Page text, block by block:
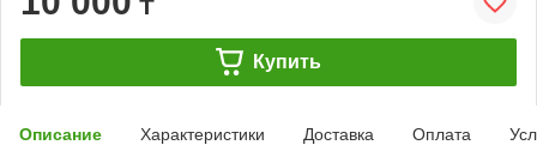
Купить
Описание Характеристики Доставка Оплата